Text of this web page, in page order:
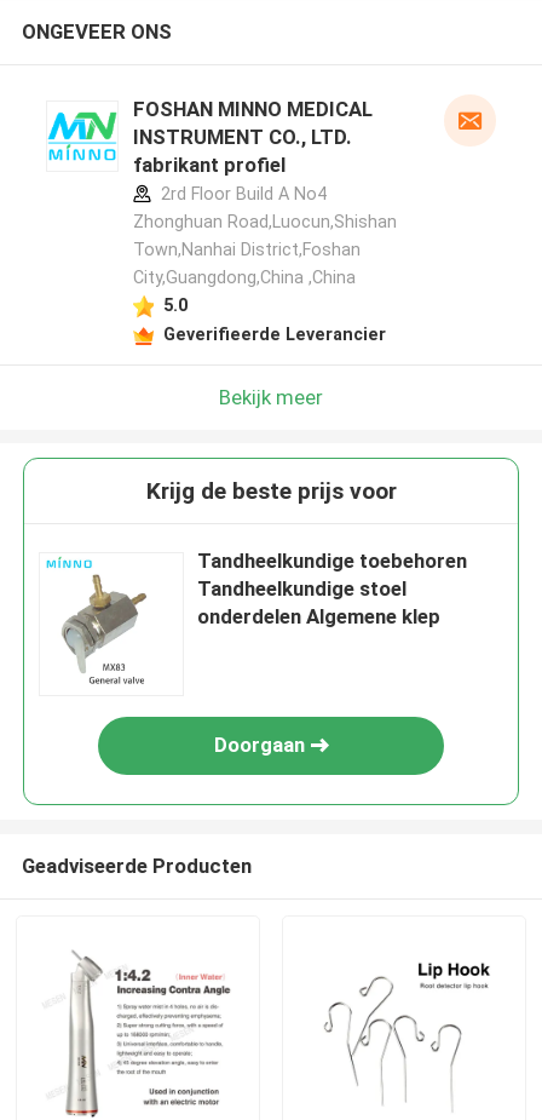
ONGEVEER ONS
FOSHAN MINNO MEDICAL
INSTRUMENT CO., LTD.
fabrikant profiel
2rd Floor Build A No4
Zhonghuan Road,Luocun,Shishan
Town,Nanhai District,Foshan
City,Guangdong,China ,China
5.0
Geverifieerde Leverancier
Bekijk meer
Krijg de beste prijs voor
Tandheelkundige toebehoren
Tandheelkundige stoel
onderdelen Algemene klep
Doorgaan
Geadviseerde Producten